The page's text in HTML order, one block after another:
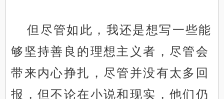
但尽管如此，我还是想写一些能
够坚持善良的理想主义者，尽管会
带来内心挣扎，尽管并没有太多回
报，但不论在小说和现实，他们仍